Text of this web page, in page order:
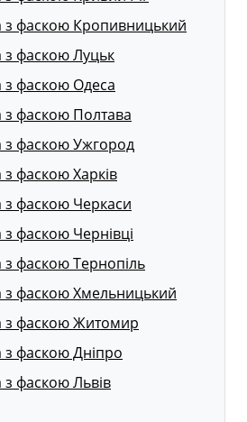
з фаскою Кропивницький
з фаскою Луцьк
з фаскою Одеса
з фаскою Полтава
з фаскою Ужгород
з фаскою Харків
з фаскою Черкаси
з фаскою Чернівці
з фаскою Тернопіль
з фаскою Хмельницький
з фаскою Житомир
з фаскою Дніпро
з фаскою Львів